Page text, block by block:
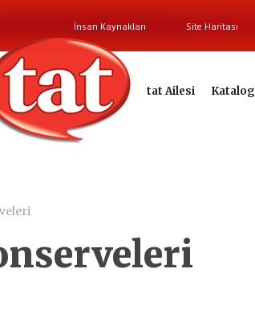
İnsan Kaynakları Site Haritası
tat Ailesi Katalog